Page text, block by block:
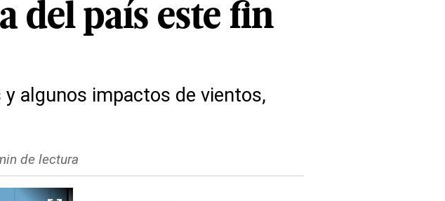
del país este fin
algunos impactos de vientos,
de lectura